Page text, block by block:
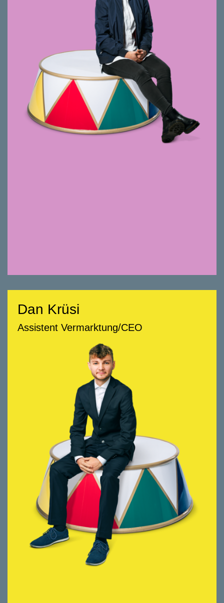
Vermietung, vor allem Neubauprojekte
Vermarktungsassistenz bei Verkauf und
Gewerbetransaktionen
Projektorganisation
Social Media
Seit 2023 bei smeyers, Kauffrau mit
Weiterbildung im Marketing, jahrelang bei
Burckhardt+Partner sowie zwei weiteren
Architekturbüros tätig.
Alles geht noch besser und effizienter. Alles
Dan Krüsi
Assistent Vermarktung/CEOAssistent Vermarktung/CEO
dan.kruesi@smeyers.ch
Beratungsschwerpunkte
Unterstützung bei Vermarktung und
Mitarbeit bei kundenbezogenen und
vertriebsnahen Aufgaben
Terminorganisation und -koordination
Bearbeitung von administrativen
Aufgaben
Im August 2024 schloss Dan Krüsi seine
Ausbildung als Polymechaniker ab.
Anschliessend absolvierte er beim SVIT
Zürich eine Weiterbildung als Quereinsteiger
in der Immobilienvermarktung- und